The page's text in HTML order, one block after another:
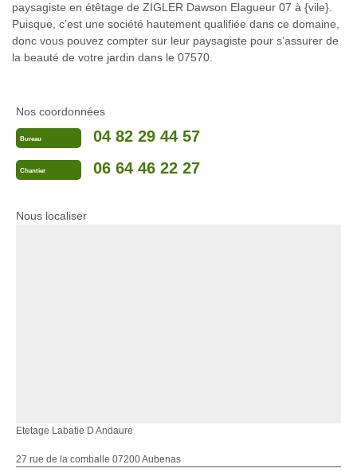
paysagiste en étêtage de ZIGLER Dawson Elagueur 07 à {vile}.
Puisque, c’est une société hautement qualifiée dans ce domaine,
donc vous pouvez compter sur leur paysagiste pour s’assurer de
la beauté de votre jardin dans le 07570.
Nos coordonnées
Bureau 04 82 29 44 57
Chantier 06 64 46 22 27
Nous localiser
Etetage Labatie D Andaure
27 rue de la comballe 07200 Aubenas